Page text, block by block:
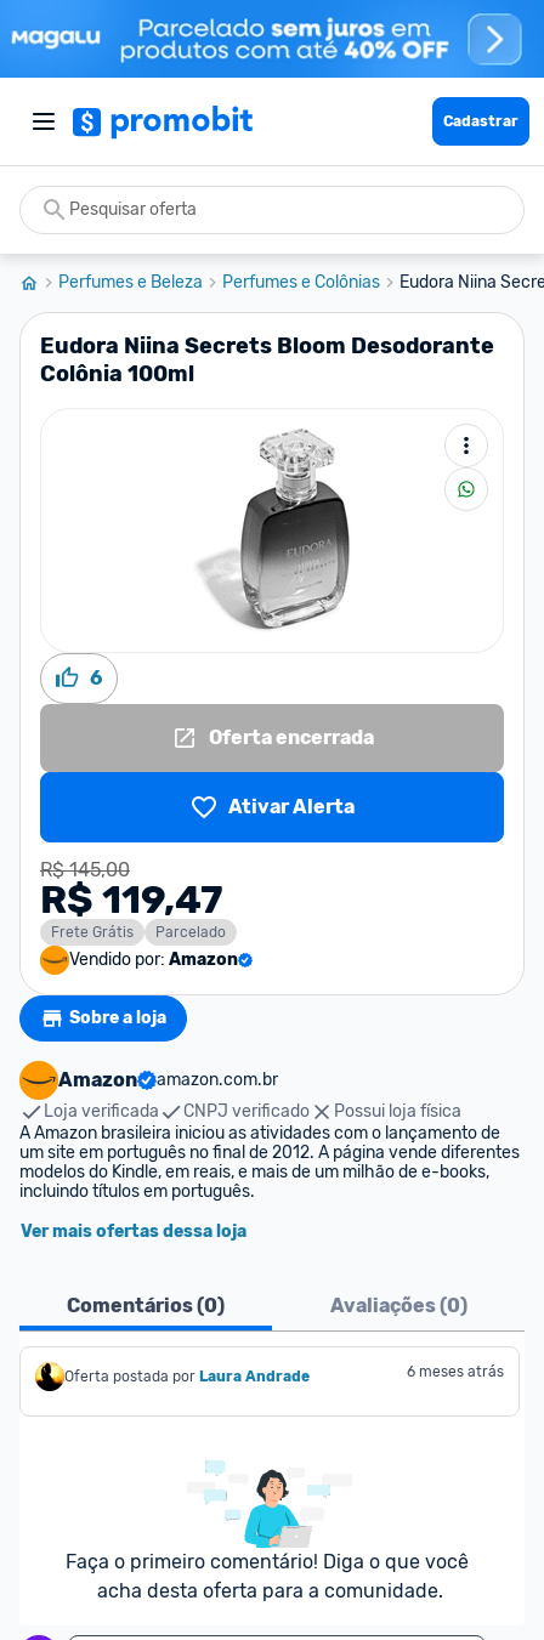
Cadastrar
Perfumes e Beleza Perfumes e Colônias Eudora Niina
Eudora Niina Secrets Bloom Desodorante
Colônia 100ml
6
Oferta encerrada
Ativar Alerta
R$ 145,00
R$ 119,47
Frete Grátis Parcelado
Vendido por: Amazon
Sobre a loja
Amazon
amazon.com.br
Loja verificada
CNPJ verificado
Possui loja física
A Amazon brasileira iniciou as atividades com o lançamento de
um site em português no final de 2012. A página vende diferentes
modelos do Kindle, em reais, e mais de um milhão de e-books,
incluindo títulos em português.
Ver mais ofertas dessa loja
Comentários (0) Avaliações (0)
Oferta postada por Laura Andrade 6 meses atrás
Faça o primeiro comentário! Diga o que você
acha desta oferta para a comunidade.